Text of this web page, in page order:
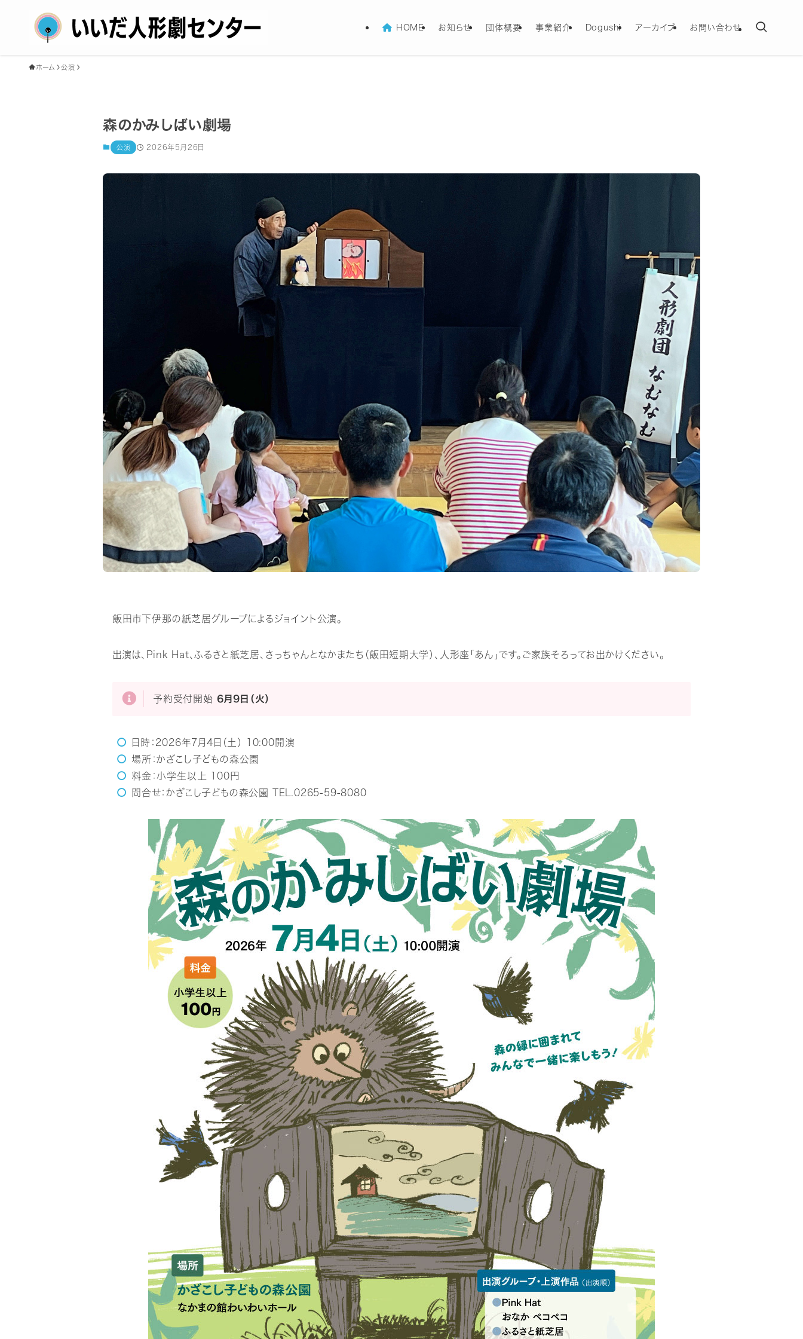
HOME お知らせ 団体概要 事業紹介 Dogushi アーカイブ お問い合わせ
ホーム 公演
森のかみしばい劇場
公演 2026年5月26日
飯田市下伊那の紙芝居グループによるジョイント公演。
出演は、Pink Hat、ふるさと紙芝居、さっちゃんとなかまたち（飯田短期大学）、人形座「あん」です。ご家族そろってお出かけください。
予約受付開始 6月9日（火）
日時：2026年7月4日（土） 10:00開演
場所：かざこし子どもの森公園
料金：小学生以上 100円
問合せ：かざこし子どもの森公園 TEL.0265-59-8080